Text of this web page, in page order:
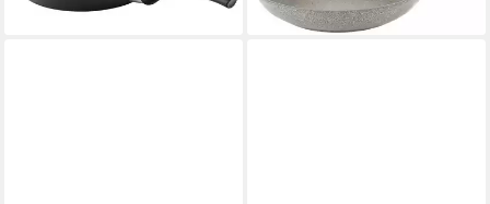
lieferbar - in 5-6 Werktagen bei dir lieferbar - in 2-3 Werktagen bei dir